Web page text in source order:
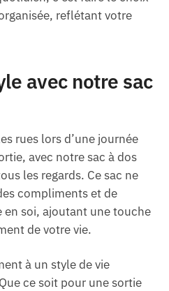
reflétant votre
avec notre sac
rues lors d’une journée
avec notre sac à dos
les regards. Ce sac ne
compliments et de
soi, ajoutant une touche
de votre vie.
à un style de vie
ce soit pour une sortie